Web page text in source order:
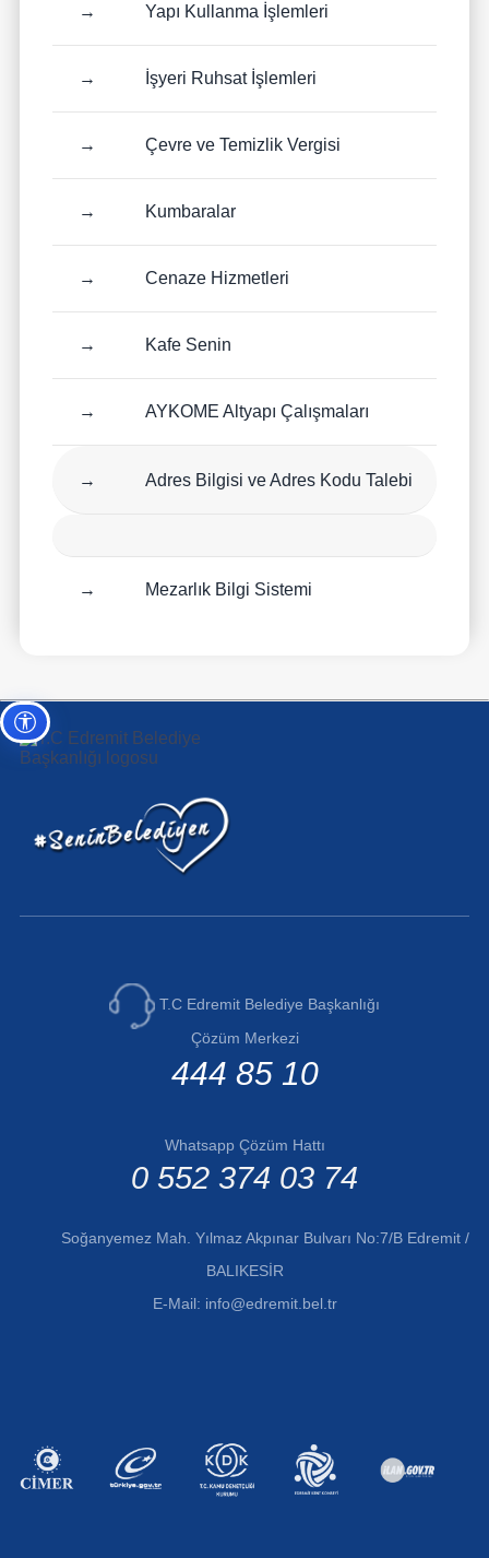
→ Yapı Kullanma İşlemleri
→ İşyeri Ruhsat İşlemleri
→ Çevre ve Temizlik Vergisi
→ Kumbaralar
→ Cenaze Hizmetleri
→ Kafe Senin
→ AYKOME Altyapı Çalışmaları
→ Adres Bilgisi ve Adres Kodu Talebi
→ Mezarlık Bilgi Sistemi
T.C Edremit Belediye Başkanlığı
Çözüm Merkezi
444 85 10
Whatsapp Çözüm Hattı
0 552 374 03 74
Soğanyemez Mah. Yılmaz Akpınar Bulvarı No:7/B Edremit /
BALIKESİR
E-Mail: info@edremit.bel.tr
Erişilebilirlik ayarları